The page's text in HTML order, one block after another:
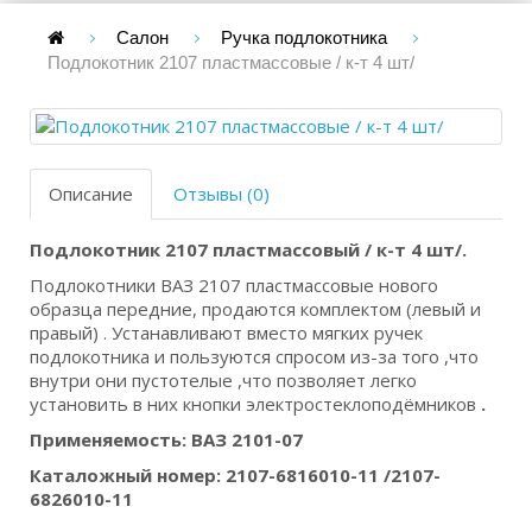
Салон
Ручка подлокотника
Подлокотник 2107 пластмассовые / к-т 4 шт/
Описание Отзывы (0)
Подлокотник 2107 пластмассовый / к-т 4 шт/.
Подлокотники ВАЗ 2107 пластмассовые нового
образца передние, продаются комплектом (левый и
правый) . Устанавливают вместо мягких ручек
подлокотника и пользуются спросом из-за того ,что
внутри они пустотелые ,что позволяет легко
установить в них кнопки электростеклоподёмников .
Применяемость: ВАЗ 2101-07
Каталожный номер: 2107-6816010-11 /2107-
6826010-11